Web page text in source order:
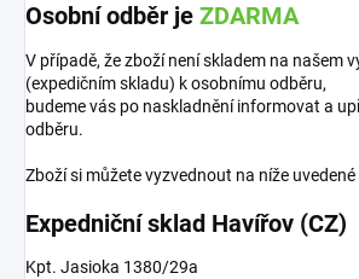
Osobní odběr je ZDARMA
V případě, že zboží není skladem na našem
(expedičním skladu) k osobnímu odběru,
budeme vás po naskladnění informovat a
odběru.
Zboží si můžete vyzvednout na níže uvedené
Expedniční sklad Havířov (CZ)
Kpt. Jasioka 1380/29a